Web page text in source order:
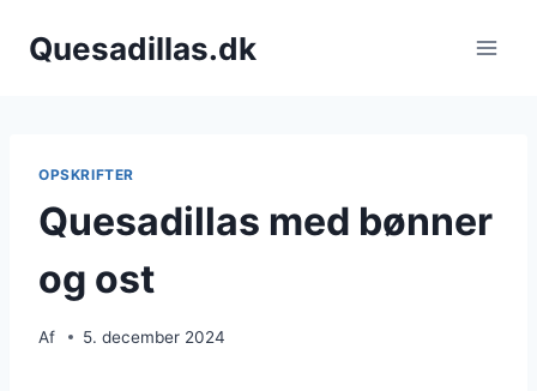
Quesadillas.dk
OPSKRIFTER
Quesadillas med bønner
og ost
Af 5. december 2024